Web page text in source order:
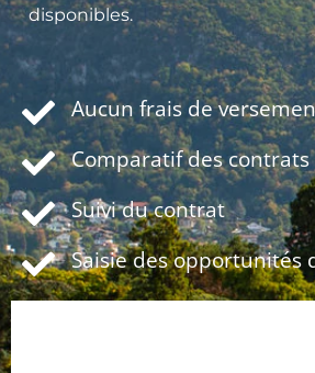
disponibles.
Aucun frais de
Comparatif des contrats
Suivi du contrat
Saisie des opportunités